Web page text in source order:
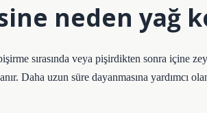
neden yağ
sırasında veya pişirdikten sonra içine
Daha uzun süre dayanmasına yardımcı